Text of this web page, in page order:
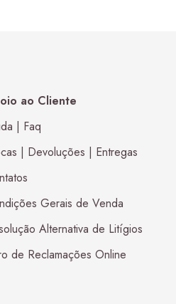
ao Cliente
| Faq
| Devoluções | Entregas
Gerais de Venda
Alternativa de Litígios
de Reclamações Online